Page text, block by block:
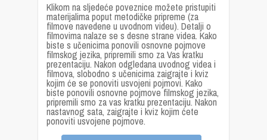
Klikom na sljedeće poveznice možete pristupiti
materijalima poput metodičke pripreme (za
filmove navedene u uvodnom videu). Detalji o
filmovima nalaze se s desne strane videa. Kako
biste s učenicima ponovili osnovne pojmove
filmskog jezika, pripremili smo za Vas kratku
prezentaciju. Nakon odgledana uvodnog videa i
filmova, slobodno s učenicima zaigrajte i kviz
kojim će se ponoviti usvojeni pojmovi. Kako
biste ponovili osnovne pojmove filmskog jezika,
pripremili smo za vas kratku prezentaciju. Nakon
nastavnog sata, zaigrajte i kviz kojim ćete
ponoviti usvojene pojmove.